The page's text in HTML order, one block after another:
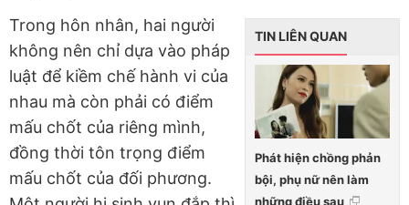
TIN LIÊN QUAN
Phát hiện chồng phản
bội, phụ nữ nên làm
những điều sau
Trong hôn nhân, hai người
không nên chỉ dựa vào pháp
luật để kiềm chế hành vi của
nhau mà còn phải có điểm
mấu chốt của riêng mình,
đồng thời tôn trọng điểm
mấu chốt của đối phương.